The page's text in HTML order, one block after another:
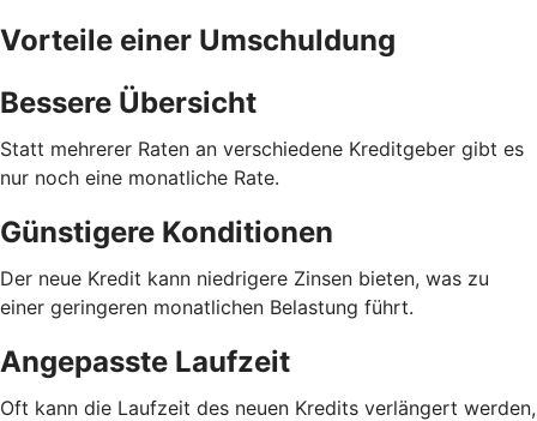
Vorteile einer Umschuldung
Bessere Übersicht
Statt mehrerer Raten an verschiedene Kreditgeber gibt es
nur noch eine monatliche Rate.
Günstigere Konditionen
Der neue Kredit kann niedrigere Zinsen bieten, was zu
einer geringeren monatlichen Belastung führt.
Angepasste Laufzeit
Oft kann die Laufzeit des neuen Kredits verlängert werden,